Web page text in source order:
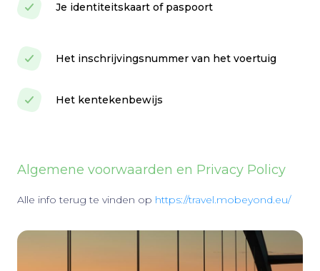
Je identiteitskaart of paspoort
Het inschrijvingsnummer van het voertuig
Het kentekenbewijs
Algemene voorwaarden en Privacy Policy
Alle info terug te vinden op https://travel.mobeyond.eu/